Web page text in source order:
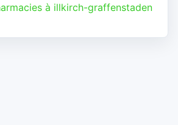
à illkirch-graffenstaden